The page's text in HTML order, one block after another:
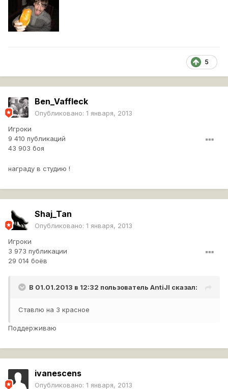
5
Ben_Vaffleck
Опубликовано: 1 января, 2013
Игроки
9 410 публикаций
43 903 боя
награду в студию !
Shaj_Tan
Опубликовано: 1 января, 2013
Игроки
3 973 публикации
29 014 боёв
В 01.01.2013 в 12:32 пользователь AntiJI сказал:
Ставлю на 3 красное
Поддерживаю
ivanescens
Опубликовано: 1 января, 2013